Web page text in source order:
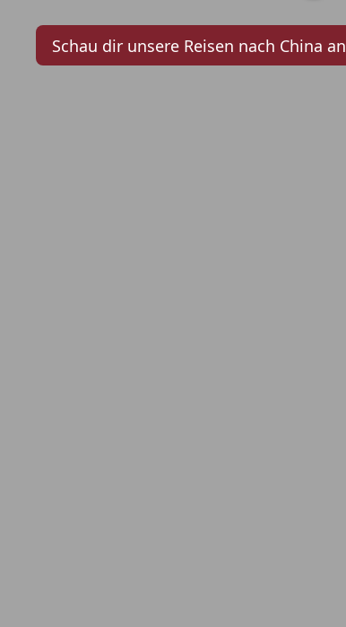
Schau dir unsere Reisen nach China an